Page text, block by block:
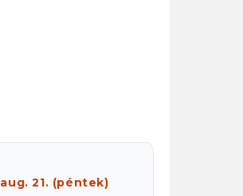
aug. 21. (péntek)